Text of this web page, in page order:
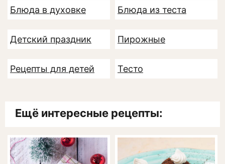
Блюда в духовке Блюда из теста
Детский праздник Пирожные
Рецепты для детей Тесто
Ещё интересные рецепты: